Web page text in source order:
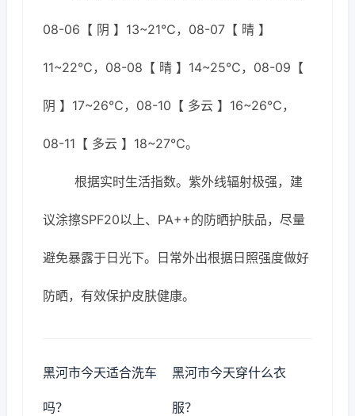
08-06【 阴 】13~21℃，08-07【 晴 】
11~22℃，08-08【 晴 】14~25℃，08-09【
阴 】17~26℃，08-10【 多云 】16~26℃，
08-11【 多云 】18~27℃。
根据实时生活指数。紫外线辐射极强，建
议涂擦SPF20以上、PA++的防晒护肤品，尽量
避免暴露于日光下。日常外出根据日照强度做好
防晒，有效保护皮肤健康。
黑河市今天适合洗车
吗？
黑河市今天穿什么衣
服？